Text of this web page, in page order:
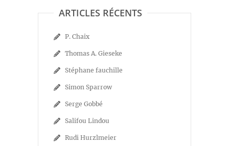
ARTICLES RÉCENTS
P. Chaix
Thomas A. Gieseke
Stéphane fauchille
Simon Sparrow
Serge Gobbé
Salifou Lindou
Rudi Hurzlmeier